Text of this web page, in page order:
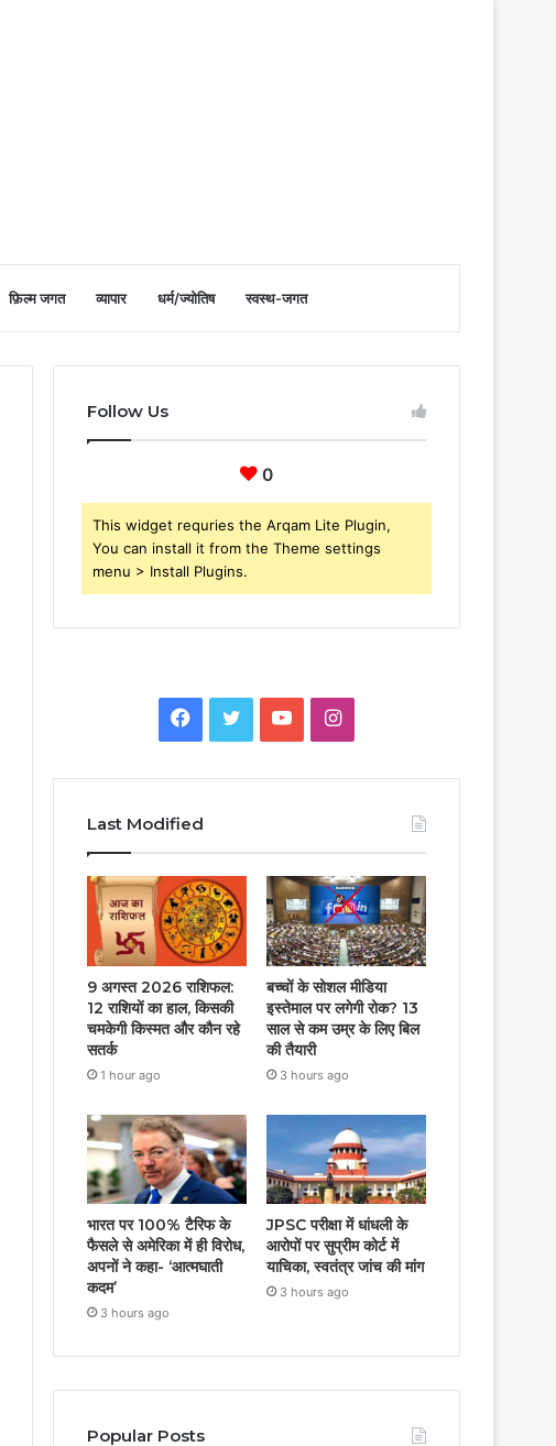
फ़िल्म जगत व्यापार धर्म/ज्योतिष स्वस्थ-जगत
Follow Us
0
This widget requries the Arqam Lite Plugin,
You can install it from the Theme settings
menu > Install Plugins.
Facebook
TwitterYouTubeInstagram
Last Modified
9 अगस्त 2026 राशिफल:
12 राशियों का हाल, किसकी
चमकेगी किस्मत और कौन रहे
सतर्क
1 hour ago
बच्चों के सोशल मीडिया
इस्तेमाल पर लगेगी रोक? 13
साल से कम उम्र के लिए बिल
की तैयारी
3 hours ago
भारत पर 100% टैरिफ के
फैसले से अमेरिका में ही विरोध,
अपनों ने कहा- ‘आत्मघाती
कदम’
3 hours ago
JPSC परीक्षा में धांधली के
आरोपों पर सुप्रीम कोर्ट में
याचिका, स्वतंत्र जांच की मांग
3 hours ago
Popular Posts